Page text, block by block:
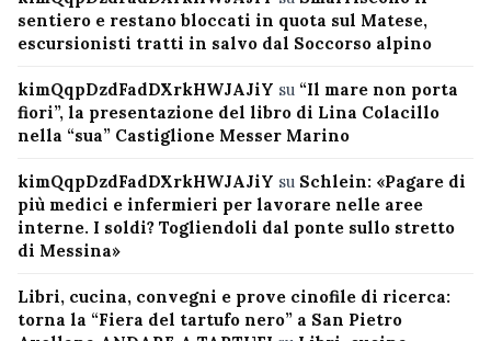
sentiero e restano bloccati in quota sul Matese,
escursionisti tratti in salvo dal Soccorso alpino
kimQqpDzdFadDXrkHWJAJiY su “Il mare non porta
fiori”, la presentazione del libro di Lina Colacillo
nella “sua” Castiglione Messer Marino
kimQqpDzdFadDXrkHWJAJiY su Schlein: «Pagare di
più medici e infermieri per lavorare nelle aree
interne. I soldi? Togliendoli dal ponte sullo stretto
di Messina»
Libri, cucina, convegni e prove cinofile di ricerca:
torna la “Fiera del tartufo nero” a San Pietro